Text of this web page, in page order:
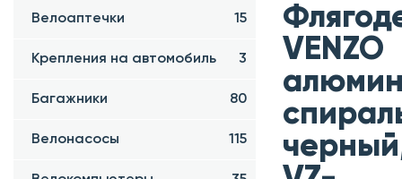
Велоаптечки 15
Крепления на автомобиль 3
Багажники 80
Велонасосы 115
VENZO